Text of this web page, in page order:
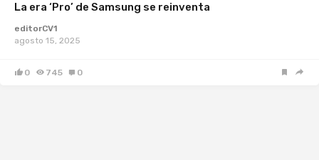
La era ‘Pro’ de Samsung se reinventa
editorCV1
agosto 15, 2025
0 745 0